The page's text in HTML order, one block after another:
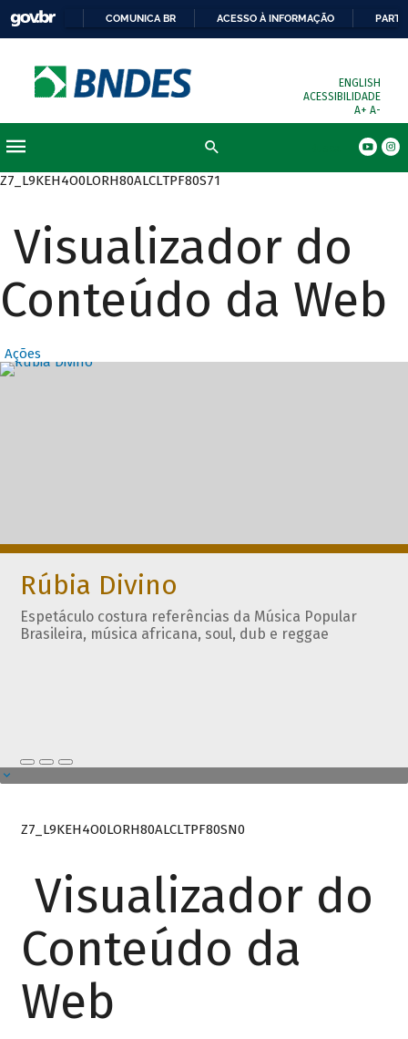
COMUNICA BR ACESSO À INFORMAÇÃO
ENGLISH
ACESSIBILIDADE
A+ A-
Z7_L9KEH4O0LORH80ALCLTPF80S71
Visualizador do
Conteúdo da Web
Ações
Destaques
Rúbia Divino
Espetáculo costura referências da Música Popular
Brasileira, música africana, soul, dub e reggae
Z7_L9KEH4O0LORH80ALCLTPF80SN0
Visualizador do
Conteúdo da
Web